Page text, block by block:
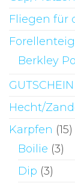
Fliegen für
Forellenteig
Berkley
GUTSCHEIN
Hecht/
Karpfen (15)
Boilie (3)
Dip (3)